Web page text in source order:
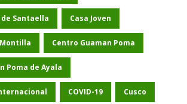
Santaella Casa Joven
Montilla Centro Guaman Poma
Poma de Ayala
COVID-19 Cusco